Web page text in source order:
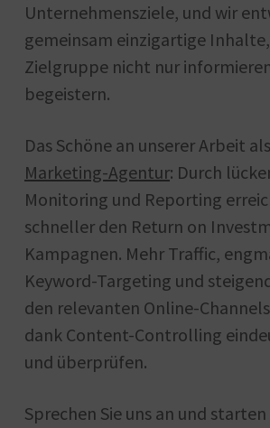
Unternehmensziele, und wir
gemeinsam einzigartige
Zielgruppe nicht nur
begeistern.
Das Schöne an unserer Arbeit als
Marketing-Agentur: Durch
Monitoring und Reporting
schneller den Return on
Kampagnen. Mehr Traffic,
Keyword-Targeting und
den relevanten Online-
dank Content-Controlling
und überprüfen.
Sprechen Sie uns an und starten